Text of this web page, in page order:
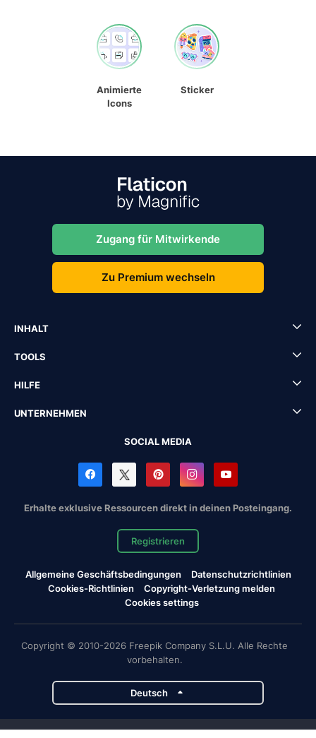
Animierte
Icons
Sticker
Zugang für Mitwirkende
Zu Premium wechseln
INHALT
TOOLS
HILFE
UNTERNEHMEN
SOCIAL MEDIA
Erhalte exklusive Ressourcen direkt in deinen Posteingang.
Registrieren
Allgemeine Geschäftsbedingungen
Datenschutzrichtlinien
Cookies-Richtlinien
Copyright-Verletzung melden
Cookies settings
Copyright © 2010-2026 Freepik Company S.L.U. Alle Rechte
vorbehalten.
Deutsch